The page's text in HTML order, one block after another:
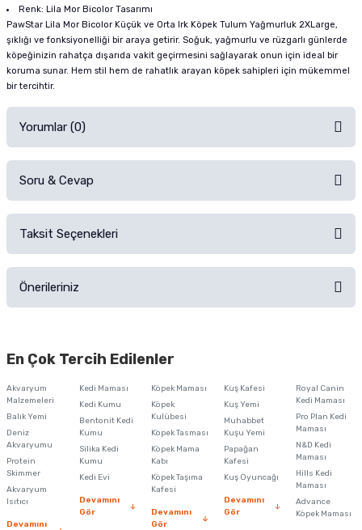
Renk: Lila Mor Bicolor Tasarımı
PawStar Lila Mor Bicolor Küçük ve Orta Irk Köpek Tulum Yağmurluk 2XLarge,
şıklığı ve fonksiyonelliği bir araya getirir. Soğuk, yağmurlu ve rüzgarlı günlerde
köpeğinizin rahatça dışarıda vakit geçirmesini sağlayarak onun için ideal bir
koruma sunar. Hem stil hem de rahatlık arayan köpek sahipleri için mükemmel
bir tercihtir.
Yorumlar (0)
Ürünü Satın Al ve Yorumla
Soru & Cevap
Taksit Seçenekleri
Önerileriniz
iletebilirsiniz.
Ürün resmi kalitesiz, bozuk veya görüntülenemiyor.
Ürün açıklamasında eksik bilgiler bulunuyor.
Ürün bilgilerinde hatalar bulunuyor.
Ürün fiyatı diğer sitelerden daha pahalı.
Bu ürüne benzer farklı alternatifler olmalı.
En Çok Tercih Edilenler
Akvaryum
Malzemeleri
Balık Yemi
Deniz
Akvaryumu
Protein
Skimmer
Akvaryum
Isıtıcı
Devamını
Kedi Maması
Kedi Kumu
Bentonit Kedi
Kumu
Silika Kedi
Kumu
Kedi Evi
Devamını
Gör
Köpek Maması
Köpek
Kulübesi
Köpek Tasması
Köpek Mama
Kabı
Köpek Taşıma
Kafesi
Devamını
Gör
Kuş Kafesi
Kuş Yemi
Muhabbet
Kuşu Yemi
Papağan
Kafesi
Kuş Oyuncağı
Devamını
Gör
Royal Canin
Kedi Maması
Pro Plan Kedi
Maması
N&D Kedi
Maması
Hills Kedi
Maması
Advance
Köpek Maması